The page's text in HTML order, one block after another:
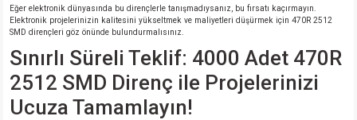
Eğer elektronik dünyasında bu dirençlerle tanışmadıysanız, bu fırsatı kaçırmayın.
Elektronik projelerinizin kalitesini yükseltmek ve maliyetleri düşürmek için 470R 2512
SMD dirençleri göz önünde bulundurmalısınız.
Sınırlı Süreli Teklif: 4000 Adet 470R
2512 SMD Direnç ile Projelerinizi
Ucuza Tamamlayın!